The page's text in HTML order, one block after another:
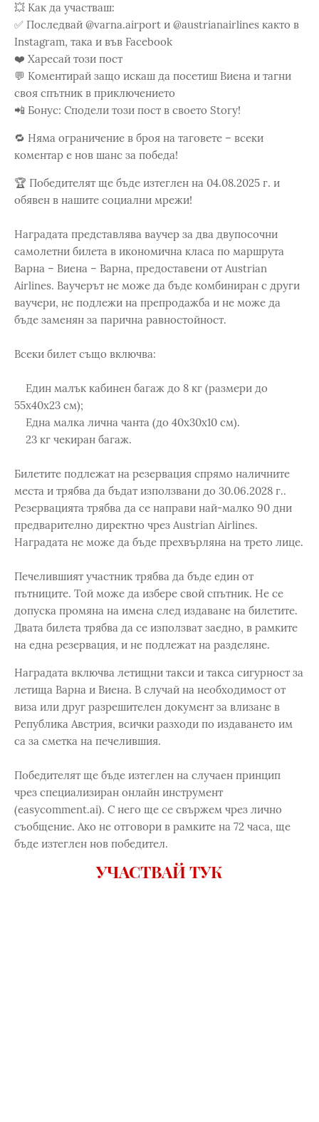
💥 Как да участваш:
✅ Последвай @varna.airport и @austrianairlines както в
Instagram, така и във Facebook
❤️ Харесай този пост
💬 Коментирай защо искаш да посетиш Виена и тагни
своя спътник в приключението
📲 Бонус: Сподели този пост в своето Story!
🔁 Няма ограничение в броя на таговете – всеки
коментар е нов шанс за победа!
🏆 Победителят ще бъде изтеглен на 04.08.2025 г. и
обявен в нашите социални мрежи!
Наградата представлява ваучер за два двупосочни
самолетни билета в икономична класа по маршрута
Варна – Виена – Варна, предоставени от Austrian
Airlines. Ваучерът не може да бъде комбиниран с други
ваучери, не подлежи на препродажба и не може да
бъде заменян за парична равностойност.
Всеки билет също включва:
Един малък кабинен багаж до 8 кг (размери до
55х40х23 см);
Една малка лична чанта (до 40х30х10 см).
23 кг чекиран багаж.
Билетите подлежат на резервация спрямо наличните
места и трябва да бъдат използвани до 30.06.2028 г..
Резервацията трябва да се направи най-малко 90 дни
предварително директно чрез Austrian Airlines.
Наградата не може да бъде прехвърляна на трето лице.
Печелившият участник трябва да бъде един от
пътниците. Той може да избере свой спътник. Не се
допуска промяна на имена след издаване на билетите.
Двата билета трябва да се използват заедно, в рамките
на една резервация, и не подлежат на разделяне.
Наградата включва летищни такси и такса сигурност за
летища Варна и Виена. В случай на необходимост от
виза или друг разрешителен документ за влизане в
Република Австрия, всички разходи по издаването им
са за сметка на печелившия.
Победителят ще бъде изтеглен на случаен принцип
чрез специализиран онлайн инструмент
(easycomment.ai). С него ще се свържем чрез лично
съобщение. Ако не отговори в рамките на 72 часа, ще
бъде изтеглен нов победител.
УЧАСТВАЙ ТУК